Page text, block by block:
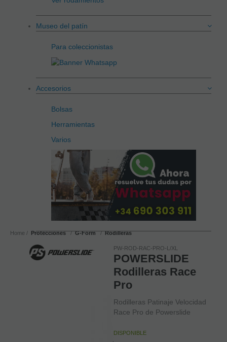
Museo del patín
Para coleccionistas
Accesorios
Bolsas
Herramientas
Varios
Home Protecciones G-Form Rodilleras
PW-ROD-RAC-PRO-L/XL
POWERSLIDE
Rodilleras Race
Pro
Rodilleras Patinaje Velocidad
Race Pro de Powerslide
DISPONIBLE